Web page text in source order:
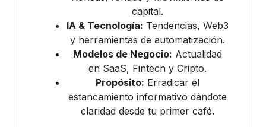
capital.
IA & Tecnología: Tendencias, Web3
y herramientas de automatización.
Modelos de Negocio: Actualidad
en SaaS, Fintech y Cripto.
Propósito: Erradicar el
estancamiento informativo dándote
claridad desde tu primer café.